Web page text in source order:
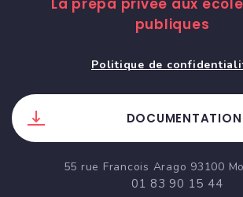
La prépa privée aux
publiques
Politique de
DOCUMENTATION
55 rue Francois Arago 93100
01 83 90 15 44